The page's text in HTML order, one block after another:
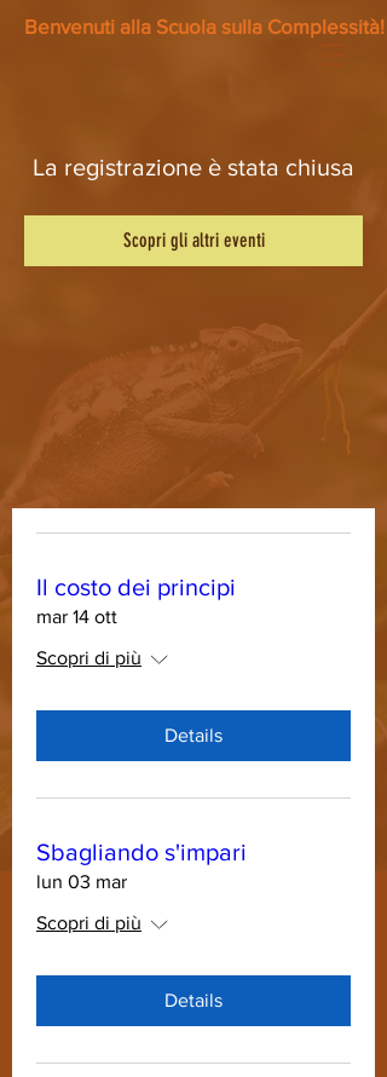
Benvenuti alla Scuola sulla Complessità!
La registrazione è stata chiusa
Scopri gli altri eventi
Il costo dei principi
mar 14 ott
Scopri di più
Details
Sbagliando s'impari
lun 03 mar
Scopri di più
Details